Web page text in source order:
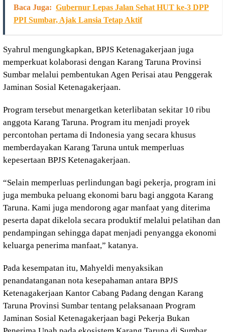
Baca Juga: Gubernur Lepas Jalan Sehat HUT ke-3 DPP
PPI Sumbar, Ajak Lansia Tetap Aktif
Syahrul mengungkapkan, BPJS Ketenagakerjaan juga
memperkuat kolaborasi dengan Karang Taruna Provinsi
Sumbar melalui pembentukan Agen Perisai atau Penggerak
Jaminan Sosial Ketenagakerjaan.
Program tersebut menargetkan keterlibatan sekitar 10 ribu
anggota Karang Taruna. Program itu menjadi proyek
percontohan pertama di Indonesia yang secara khusus
memberdayakan Karang Taruna untuk memperluas
kepesertaan BPJS Ketenagakerjaan.
“Selain memperluas perlindungan bagi pekerja, program ini
juga membuka peluang ekonomi baru bagi anggota Karang
Taruna. Kami juga mendorong agar manfaat yang diterima
peserta dapat dikelola secara produktif melalui pelatihan dan
pendampingan sehingga dapat menjadi penyangga ekonomi
keluarga penerima manfaat,” katanya.
Pada kesempatan itu, Mahyeldi menyaksikan
penandatanganan nota kesepahaman antara BPJS
Ketenagakerjaan Kantor Cabang Padang dengan Karang
Taruna Provinsi Sumbar tentang pelaksanaan Program
Jaminan Sosial Ketenagakerjaan bagi Pekerja Bukan